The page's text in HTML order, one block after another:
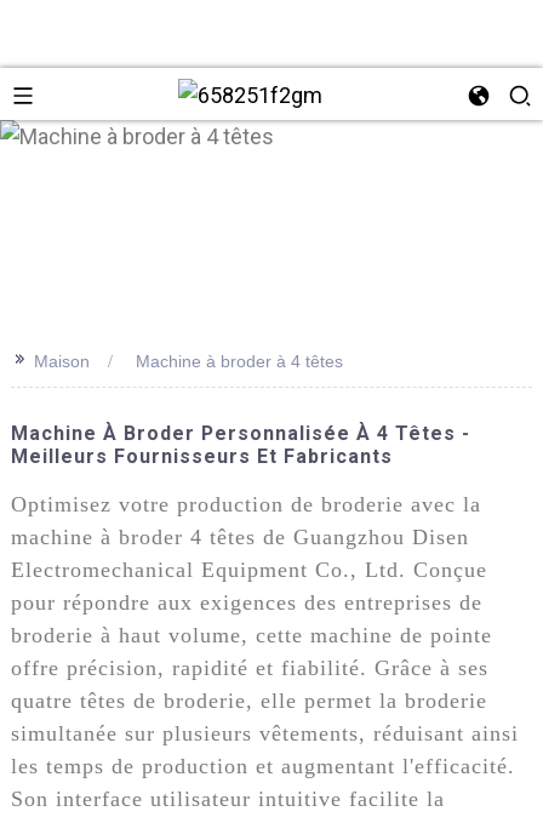
>> Maison Machine à broder à 4 têtes
Machine À Broder Personnalisée À 4 Têtes -
Meilleurs Fournisseurs Et Fabricants
Optimisez votre production de broderie avec la
machine à broder 4 têtes de Guangzhou Disen
Electromechanical Equipment Co., Ltd. Conçue
pour répondre aux exigences des entreprises de
broderie à haut volume, cette machine de pointe
offre précision, rapidité et fiabilité. Grâce à ses
quatre têtes de broderie, elle permet la broderie
simultanée sur plusieurs vêtements, réduisant ainsi
les temps de production et augmentant l'efficacité.
Son interface utilisateur intuitive facilite la